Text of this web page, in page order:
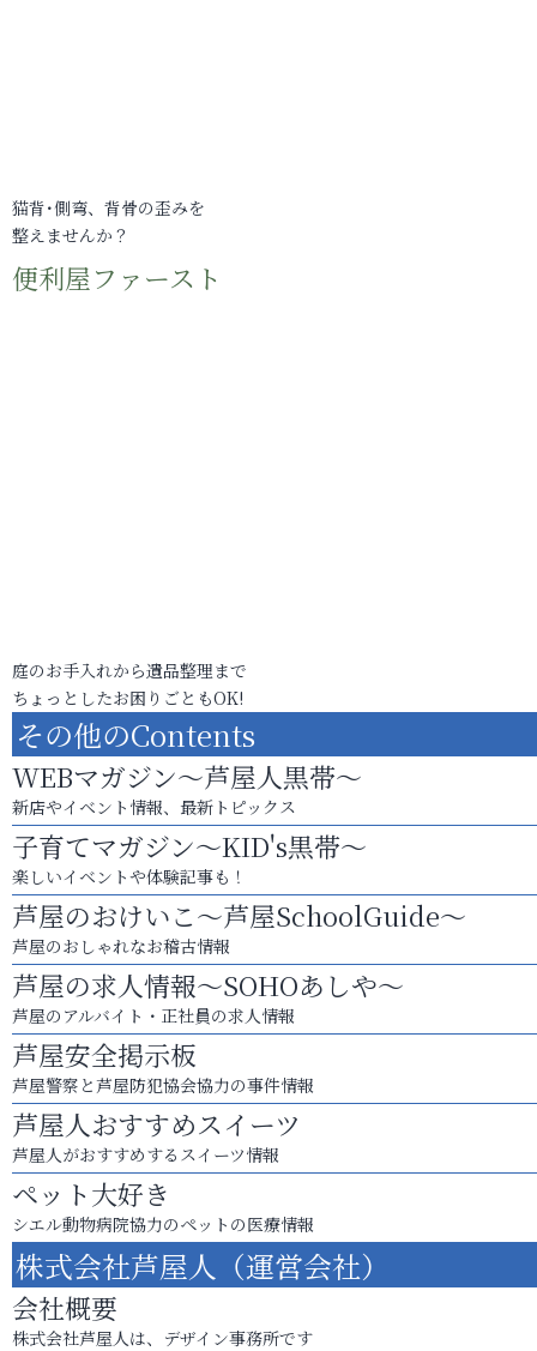
猫背･側弯、背骨の歪みを
整えませんか？
便利屋ファースト
庭のお手入れから遺品整理まで
ちょっとしたお困りごともOK!
その他のContents
WEBマガジン～芦屋人黒帯～
新店やイベント情報、最新トピックス
子育てマガジン～KID's黒帯～
楽しいイベントや体験記事も！
芦屋のおけいこ～芦屋SchoolGuide～
芦屋のおしゃれなお稽古情報
芦屋の求人情報～SOHOあしや～
芦屋のアルバイト・正社員の求人情報
芦屋安全掲示板
芦屋警察と芦屋防犯協会協力の事件情報
芦屋人おすすめスイーツ
芦屋人がおすすめするスイーツ情報
ペット大好き
シエル動物病院協力のペットの医療情報
株式会社芦屋人（運営会社）
会社概要
株式会社芦屋人は、デザイン事務所です